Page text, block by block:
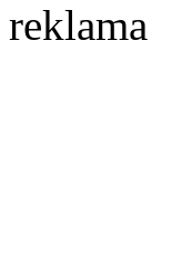
reklama